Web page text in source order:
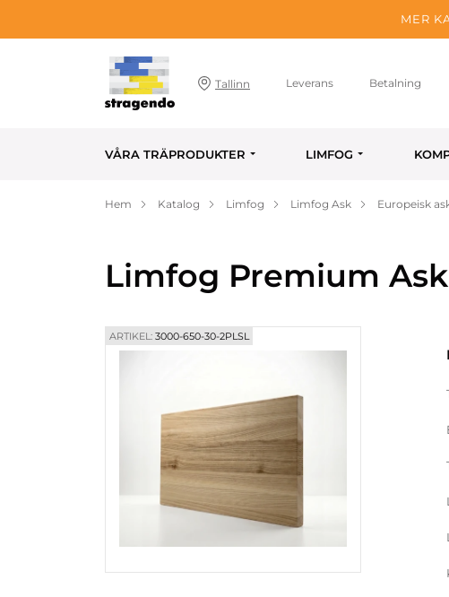
MER
Tallinn Leverans Betalning
VÅRA TRÄPRODUKTER LIMFOG
Hem Katalog Limfog Limfog Ask Europeisk
Limfog Premium
ARTIKEL: 3000-650-30-2PLSL